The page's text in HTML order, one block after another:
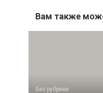
Вам также
Без рубрики